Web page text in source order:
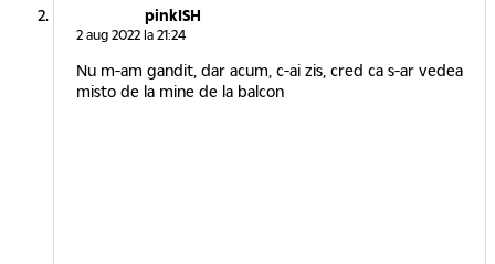
pinkISH
2 aug 2022 la 21:24
Nu m-am gandit, dar acum, c-ai zis, cred ca s-ar vedea
misto de la mine de la balcon